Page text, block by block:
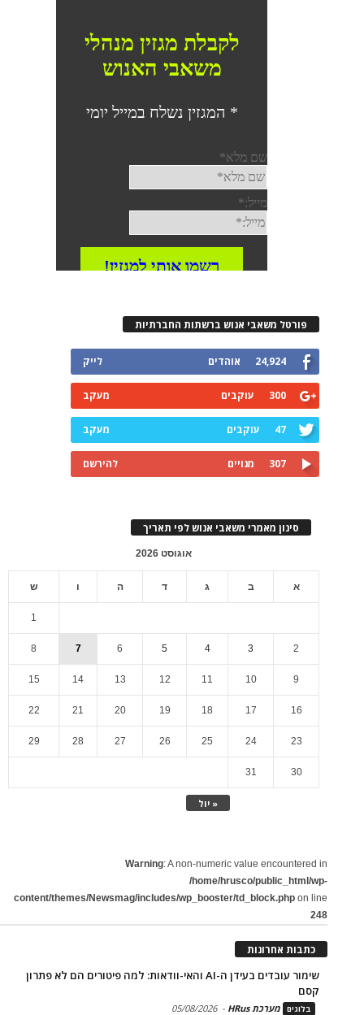
פורטל משאבי אנוש ברשתות החברתיות
24,924 אוהדים לייק
300 עוקבים מעקב
47 עוקבים מעקב
307 מנויים להירשם
סינון מאמרי משאבי אנוש לפי תאריך
אוגוסט 2026
א ב ג ד ה ו ש
« יול
1
2
3
4
5
6
7
8
9
10
11
12
13
14
15
16
17
18
19
20
21
22
23
24
25
26
27
28
29
30
31
Warning: A non-numeric value encountered in
/home/hrusco/public_html/wp-
content/themes/Newsmag/includes/wp_booster/td_block.php on line
248
כתבות אחרונות
שימור עובדים בעידן ה-AI והאי-וודאות: למה פיטורים הם לא פתרון
קסם
בלוגים מערכת HRus -
05/08/2026